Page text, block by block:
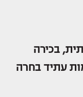
בכירה
עתיד בחרה